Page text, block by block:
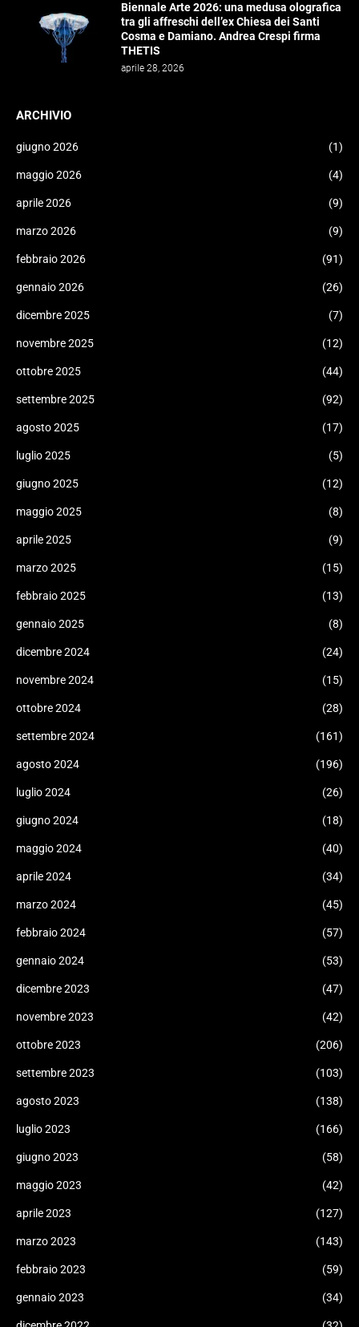
Biennale Arte 2026: una medusa olografica
tra gli affreschi dell’ex Chiesa dei Santi
Cosma e Damiano. Andrea Crespi firma
THETIS
aprile 28, 2026
ARCHIVIO
giugno 2026 (1)
maggio 2026 (4)
aprile 2026 (9)
marzo 2026 (9)
febbraio 2026 (91)
gennaio 2026 (26)
dicembre 2025 (7)
novembre 2025 (12)
ottobre 2025 (44)
settembre 2025 (92)
agosto 2025 (17)
luglio 2025 (5)
giugno 2025 (12)
maggio 2025 (8)
aprile 2025 (9)
marzo 2025 (15)
febbraio 2025 (13)
gennaio 2025 (8)
dicembre 2024 (24)
novembre 2024 (15)
ottobre 2024 (28)
settembre 2024 (161)
agosto 2024 (196)
luglio 2024 (26)
giugno 2024 (18)
maggio 2024 (40)
aprile 2024 (34)
marzo 2024 (45)
febbraio 2024 (57)
gennaio 2024 (53)
dicembre 2023 (47)
novembre 2023 (42)
ottobre 2023 (206)
settembre 2023 (103)
agosto 2023 (138)
luglio 2023 (166)
giugno 2023 (58)
maggio 2023 (42)
aprile 2023 (127)
marzo 2023 (143)
febbraio 2023 (59)
gennaio 2023 (34)